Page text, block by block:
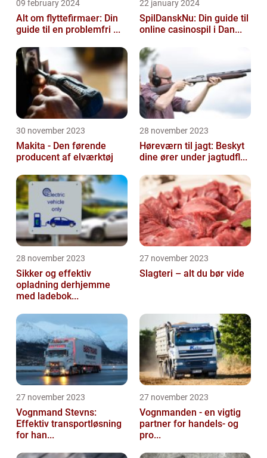
09 february 2024
Alt om flyttefirmaer: Din
guide til en problemfri ...
22 january 2024
SpilDanskNu: Din guide til
online casinospil i Dan...
30 november 2023
Makita - Den førende
producent af elværktøj
28 november 2023
Høreværn til jagt: Beskyt
dine ører under jagtudfl...
28 november 2023
Sikker og effektiv
opladning derhjemme
med ladebok...
27 november 2023
Slagteri – alt du bør vide
27 november 2023
Vognmand Stevns:
Effektiv transportløsning
for han...
27 november 2023
Vognmanden - en vigtig
partner for handels- og
pro...